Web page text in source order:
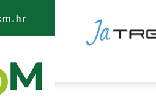
TRGOVAC